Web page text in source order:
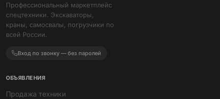
Профессиональный маркетплейс
спецтехники. Экскаваторы,
краны, самосвалы, погрузчики по
всей России.
Вход по звонку — без паролей
ОБЪЯВЛЕНИЯ
Продажа техники